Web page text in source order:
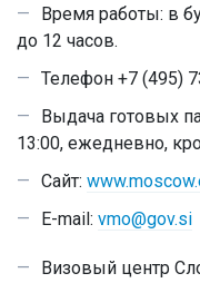
Время работы: в
до 12 часов.
Телефон +7 (495)
Выдача готовых
13:00, ежедневно,
Сайт:
E-mail: vmo@gov.si
Визовый центр